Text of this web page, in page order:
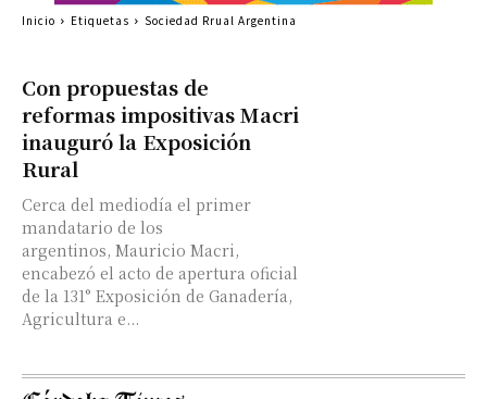
Con propuestas de
reformas impositivas Macri
inauguró la Exposición
Rural
Cerca del mediodía el primer
mandatario de los
argentinos, Mauricio Macri,
encabezó el acto de apertura oficial
de la 131° Exposición de Ganadería,
Agricultura e...
Inicio Etiquetas Sociedad Rrual Argentina